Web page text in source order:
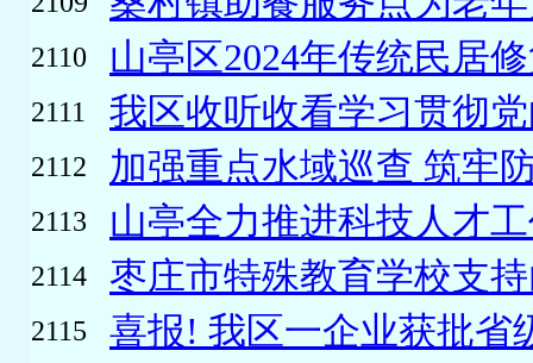
2110 山亭区2024年传统民居
2111 我区收听收看学习贯彻
2112 加强重点水域巡查 筑牢
2113 山亭全力推进科技人才
2114 枣庄市特殊教育学校支
2115 喜报! 我区一企业获批省